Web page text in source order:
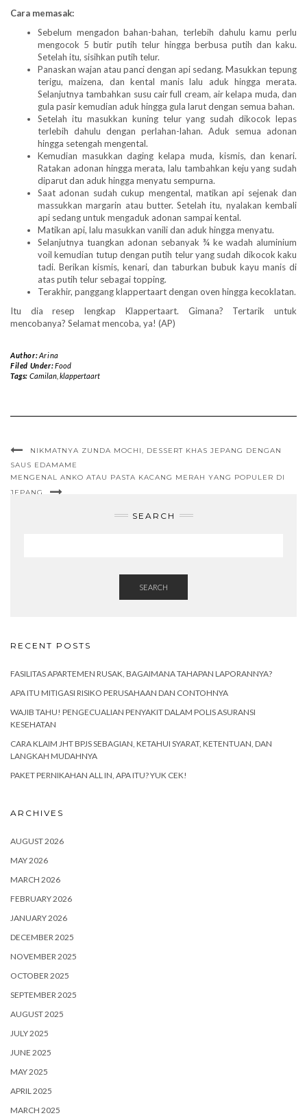
Cara memasak:
Sebelum mengadon bahan-bahan, terlebih dahulu kamu perlu
mengocok 5 butir putih telur hingga berbusa putih dan kaku.
Setelah itu, sisihkan putih telur.
Panaskan wajan atau panci dengan api sedang. Masukkan tepung
terigu, maizena, dan kental manis lalu aduk hingga merata.
Selanjutnya tambahkan susu cair full cream, air kelapa muda, dan
gula pasir kemudian aduk hingga gula larut dengan semua bahan.
Setelah itu masukkan kuning telur yang sudah dikocok lepas
terlebih dahulu dengan perlahan-lahan. Aduk semua adonan
hingga setengah mengental.
Kemudian masukkan daging kelapa muda, kismis, dan kenari.
Ratakan adonan hingga merata, lalu tambahkan keju yang sudah
diparut dan aduk hingga menyatu sempurna.
Saat adonan sudah cukup mengental, matikan api sejenak dan
massukkan margarin atau butter. Setelah itu, nyalakan kembali
api sedang untuk mengaduk adonan sampai kental.
Matikan api, lalu masukkan vanili dan aduk hingga menyatu.
Selanjutnya tuangkan adonan sebanyak ¾ ke wadah aluminium
voil kemudian tutup dengan putih telur yang sudah dikocok kaku
tadi. Berikan kismis, kenari, dan taburkan bubuk kayu manis di
atas putih telur sebagai topping.
Terakhir, panggang klappertaart dengan oven hingga kecoklatan.
Itu dia resep lengkap Klappertaart. Gimana? Tertarik untuk
mencobanya? Selamat mencoba, ya! (AP)
Author:Arina
Filed Under:Food
Tags: Camilan, klappertaart
NIKMATNYA ZUNDA MOCHI, DESSERT KHAS JEPANG DENGAN
SAUS EDAMAME
MENGENAL ANKO ATAU PASTA KACANG MERAH YANG POPULER DI
JEPANG
SEARCH
SEARCH
RECENT POSTS
FASILITAS APARTEMEN RUSAK, BAGAIMANA TAHAPAN LAPORANNYA?
APA ITU MITIGASI RISIKO PERUSAHAAN DAN CONTOHNYA
WAJIB TAHU! PENGECUALIAN PENYAKIT DALAM POLIS ASURANSI
KESEHATAN
CARA KLAIM JHT BPJS SEBAGIAN, KETAHUI SYARAT, KETENTUAN, DAN
LANGKAH MUDAHNYA
PAKET PERNIKAHAN ALL IN, APA ITU? YUK CEK!
ARCHIVES
AUGUST 2026
MAY 2026
MARCH 2026
FEBRUARY 2026
JANUARY 2026
DECEMBER 2025
NOVEMBER 2025
OCTOBER 2025
SEPTEMBER 2025
AUGUST 2025
JULY 2025
JUNE 2025
MAY 2025
APRIL 2025
MARCH 2025